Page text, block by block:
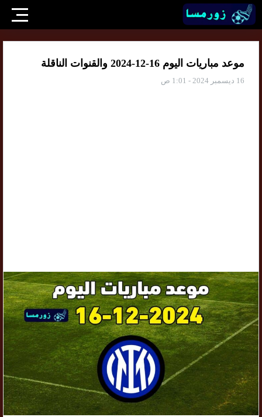
موعد مباريات اليوم 16-12-2024 والقنوات الناقلة
16 ديسمبر 2024 - 1:01 ص